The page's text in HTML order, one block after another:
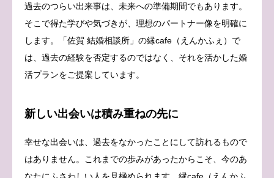
過去のつらい出来事は、未来への準備期間でもあります。
そこで得た学びや気づきが、理想のパートナー像を明確に
します。「佐賀 結婚相談所」の縁cafe（えんかふぇ）で
は、過去の経験を否定するのではなく、それを活かした婚
活プランをご提案しています。
新しい出会いは積み重ねの先に
幸せな出会いは、過去をなかったことにして訪れるもので
はありません。これまでの歩みがあったからこそ、今のあ